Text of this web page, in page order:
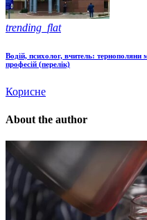
trending_flat
Водій, психолог, вчитель:
професій (перелік)
Корисне
About the author